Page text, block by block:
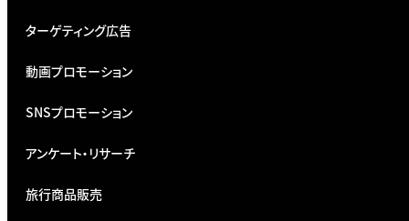
ターゲティング広告
動画プロモーション
SNSプロモーション
アンケート・リサーチ
旅行商品販売